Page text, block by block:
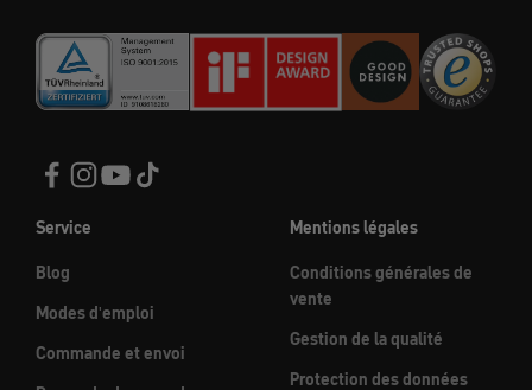
Service
Blog
Modes d'emploi
Commande et envoi
Mentions légales
Conditions générales de
vente
Gestion de la qualité
Protection des données